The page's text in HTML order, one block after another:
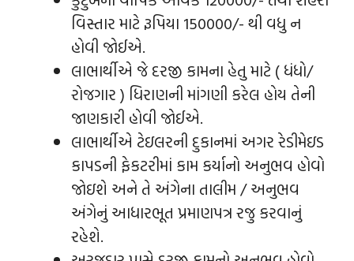
વિસ્તાર માટે રૂપિયા 150000/- થી વધુ ન
હોવી જોઈએ.
લાભાર્થીએ જે દરજી કામના હેતુ માટે ( ધંધો/
રોજગાર ) ધિરાણની માંગણી કરેલ હોય તેની
જાણકારી હોવી જોઈએ.
લાભાર્થીએ ટેઇલરની દુકાનમાં અગર રેડીમેઇડ
કાપડની ફેકટરીમાં કામ કર્યાનો અનુભવ હોવો
જોઇશે અને તે અંગેના તાલીમ / અનુભવ
અંગેનું આધારભૂત પ્રમાણપત્ર રજુ કરવાનું
રહેશે.